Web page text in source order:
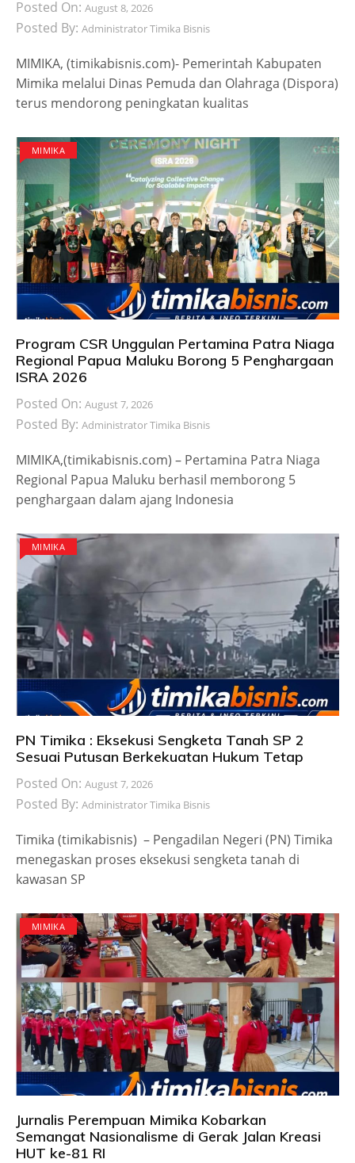
Posted On: August 8, 2026
Posted By: Administrator Timika Bisnis
MIMIKA, (timikabisnis.com)- Pemerintah Kabupaten
Mimika melalui Dinas Pemuda dan Olahraga (Dispora)
terus mendorong peningkatan kualitas
MIMIKA
Program CSR Unggulan Pertamina Patra Niaga
Regional Papua Maluku Borong 5 Penghargaan
ISRA 2026
Posted On: August 7, 2026
Posted By: Administrator Timika Bisnis
MIMIKA,(timikabisnis.com) – Pertamina Patra Niaga
Regional Papua Maluku berhasil memborong 5
penghargaan dalam ajang Indonesia
MIMIKA
PN Timika : Eksekusi Sengketa Tanah SP 2
Sesuai Putusan Berkekuatan Hukum Tetap
Posted On: August 7, 2026
Posted By: Administrator Timika Bisnis
Timika (timikabisnis) – Pengadilan Negeri (PN) Timika
menegaskan proses eksekusi sengketa tanah di
kawasan SP
MIMIKA
Jurnalis Perempuan Mimika Kobarkan
Semangat Nasionalisme di Gerak Jalan Kreasi
HUT ke-81 RI